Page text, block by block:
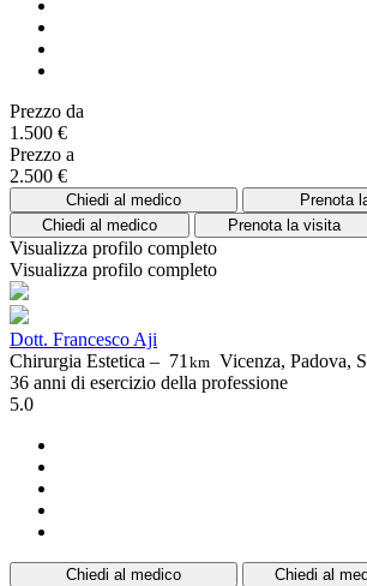
Prezzo da
1.500 €
Prezzo a
2.500 €
Chiedi al medico
Prenota
Chiedi al medico
Prenota la visita
Visualizza profilo completo
Visualizza profilo completo
Dott. Francesco Aji
Chirurgia Estetica – 71km Vicenza, Padova,
36 anni di esercizio della professione
5.0
Chiedi al medico Chiedi al